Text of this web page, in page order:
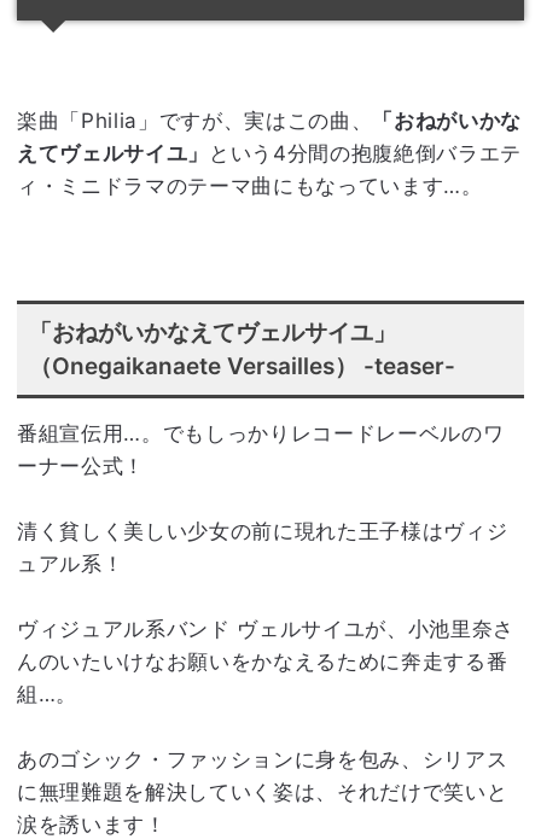
楽曲「Philia」ですが、実はこの曲、
「おねがいかな
えてヴェルサイユ」
という4分間の抱腹絶倒バラエテ
ィ・ミニドラマのテーマ曲にもなっています…。
「おねがいかなえてヴェルサイユ」
（Onegaikanaete Versailles） -teaser-
番組宣伝用…。でもしっかりレコードレーベルのワ
ーナー公式！
清く貧しく美しい少女の前に現れた王子様はヴィジ
ュアル系！
ヴィジュアル系バンド ヴェルサイユが、小池里奈さ
んのいたいけなお願いをかなえるために奔走する番
組…。
あのゴシック・ファッションに身を包み、シリアス
に無理難題を解決していく姿は、それだけで笑いと
涙を誘います！